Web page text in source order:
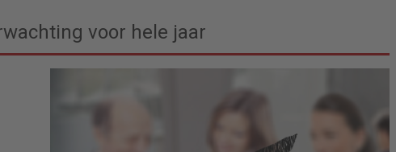
voor hele jaar